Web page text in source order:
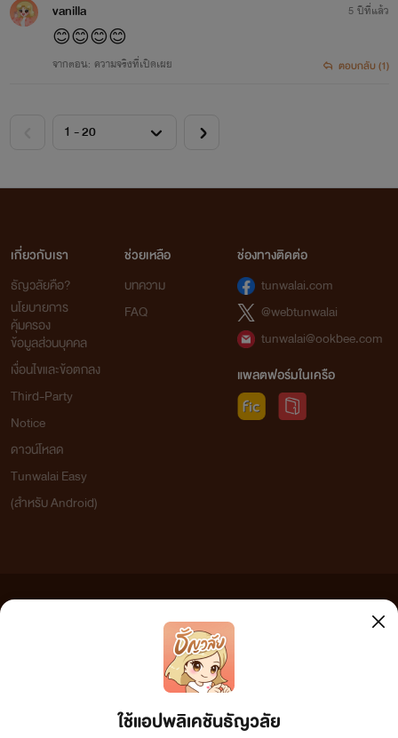
vanilla
😊😊😊😊
จากตอน: ความจริงที่เปิดเผย
5 ปีที่แล้ว
ตอบกลับ (1)
ใช้แอปพลิเคชันธัญวลัย
เกี่ยวกับเรา
ธัญวลัยคือ?
นโยบายการ
คุ้มครอง
ข้อมูลส่วนบุคคล
เงื่อนไขและข้อตกลง
Third-Party
Notice
ดาวน์โหลด
Tunwalai Easy
(สำหรับ Android)
ช่วยเหลือ
บทความ
FAQ
ช่องทางติดต่อ
tunwalai.com
@webtunwalai
tunwalai@ookbee.com
แพลตฟอร์มในเครือ
เว็บไซต์แห่งนี้ไม่ได้เห็นด้วยและไม่ขอรับผิดชอบต่อข้อความใดๆ ทั้งสิ้น ดังนั้นผู้อ่านทุกท่านโปรดใช้
วิจารณญาณในการกลั่นกรองด้วยตนเอง และหากท่านพบข้อความใดๆ ที่ขัดต่อกฎหมายและศีลธรรม
กรุณาแจ้งมาที่ tunwalai@ookbee.com เพื่อทีมงานจะได้ดำเนินการในทันที ทั้งนี้ ทางเว็บไซต์ขอสงวน
ลิขสิทธิ์ตามพระราชบัญญัติลิขสิทธิ์ (ฉบับเพิ่มเติม) พ.ศ.2558